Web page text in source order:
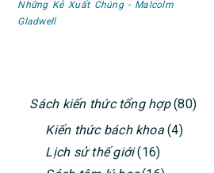
PRIMARY
SIDEBAR
Sách kiến thức tổng hợp(80)
Kiến thức bách khoa(4)
Lịch sử thế giới(16)